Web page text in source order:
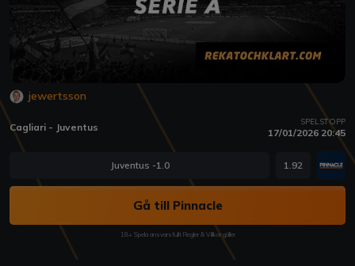
jewertsson
Cagliari - Juventus SPELSTOPP
17/01/2026 20:45
Juventus -1.0 1.92
Gå till Pinnacle
18+ Spela ansvarsfullt Regler & Villkor gäller